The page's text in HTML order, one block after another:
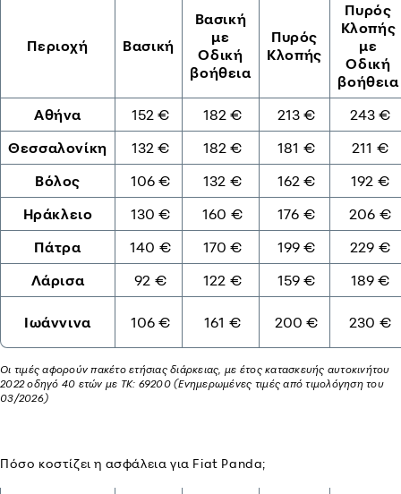
Περιοχή Βασική
Βασική
με
Οδική
βοήθεια
Πυρός
Κλοπής
Πυρός
Κλοπής
με
Οδική
βοήθεια
Αθήνα
152 € 182 € 213 €
243 €
Θεσσαλονίκη
132 € 182 € 181 €
211 €
Βόλος
106 € 132 € 162 €
192 €
Ηράκλειο
130 € 160 € 176 €
206 €
Πάτρα
140 € 170 € 199 €
229 €
Λάρισα
92 € 122 € 159 € 189 €
Ιωάννινα 106 € 161 € 200 € 230 €
Οι τιμές αφορούν πακέτο ετήσιας διάρκειας, με έτος κατασκευής αυτοκινήτου
2022 οδηγό 40 ετών με ΤΚ: 69200 (Ενημερωμένες τιμές από τιμολόγηση του
03/2026)
Πόσο κοστίζει η ασφάλεια για Fiat Panda;